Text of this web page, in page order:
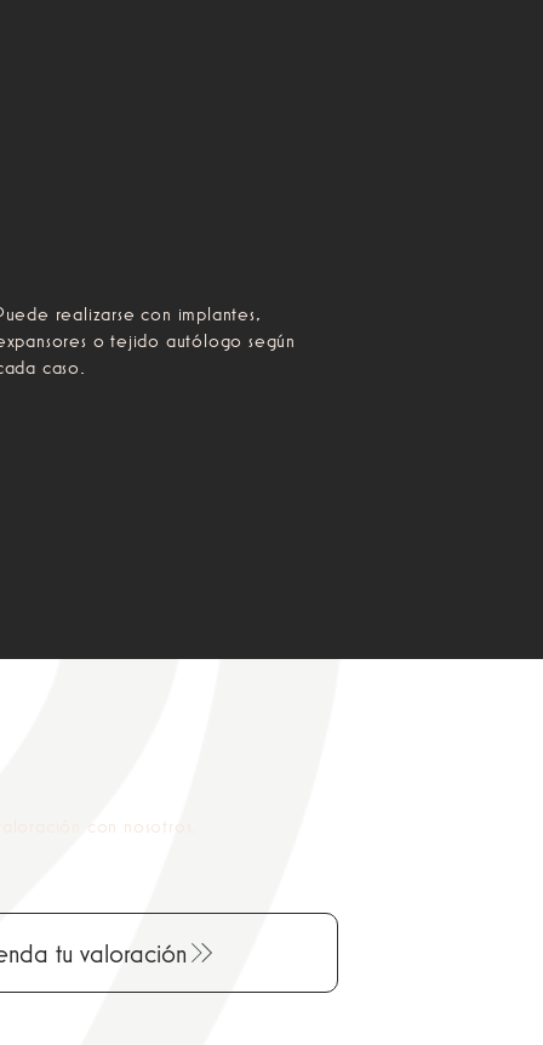
realizarse con implantes,
o tejido autólogo según
caso.
con nosotros.
tu valoración